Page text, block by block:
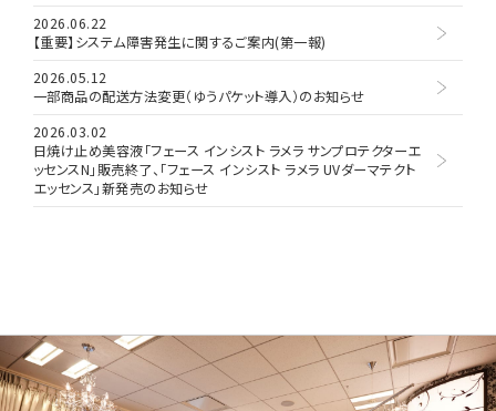
2026.06.22
【重要】システム障害発生に関するご案内(第一報)
2026.05.12
一部商品の配送方法変更（ゆうパケット導入）のお知らせ
2026.03.02
日焼け止め美容液「フェース インシスト ラメラ サンプロテクターエ
ッセンスN」販売終了、「フェース インシスト ラメラ UVダーマテクト
エッセンス」新発売のお知らせ